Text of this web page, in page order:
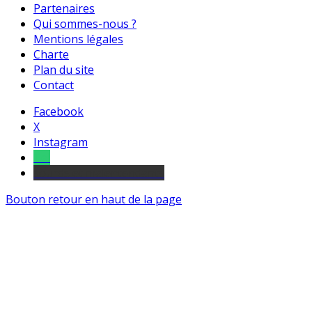
Partenaires
Qui sommes-nous ?
Mentions légales
Charte
Plan du site
Contact
Facebook
X
Instagram
Bouton retour en haut de la page